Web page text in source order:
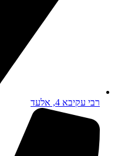
רבי עקיבא 4, אלעד